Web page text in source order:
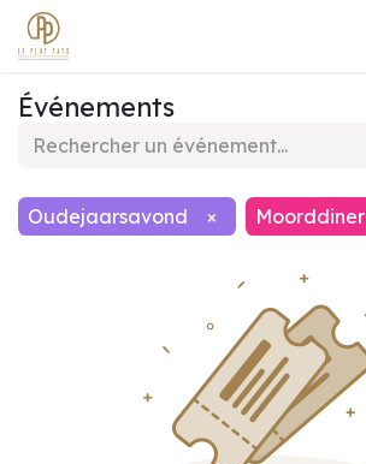
Événements
Oudejaarsavond × Moorddiner